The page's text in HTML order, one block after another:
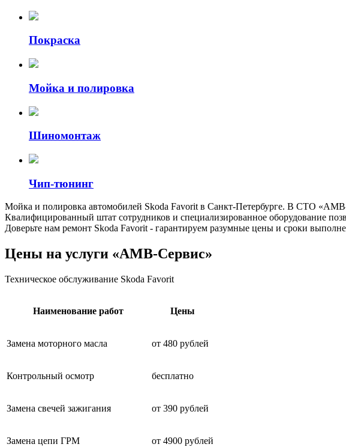
Покраска
Мойка и полировка
Шиномонтаж
Чип-тюнинг
Мойка и полировка автомобилей Skoda Favorit в Санкт-Петербурге. В СТО
Квалифицированный штат сотрудников и специализированное оборудование
Доверьте нам ремонт Skoda Favorit - гарантируем разумные цены и сроки
Цены на услуги «АМВ-Сервис»
Техническое обслуживание Skoda Favorit
Наименование работ Цены
Замена моторного масла от 480 рублей
Контрольный осмотр бесплатно
Замена свечей зажигания от 390 рублей
Замена цепи ГРМ от 4900 рублей